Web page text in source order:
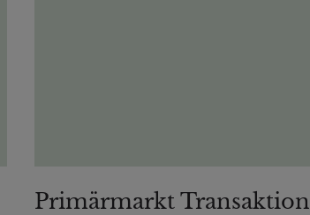
Primärmarkt Transaktion